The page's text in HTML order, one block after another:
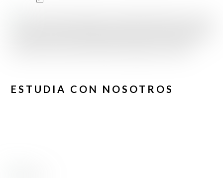
ESTUDIA CON NOSOTROS